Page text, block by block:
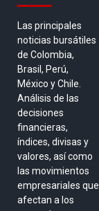
Las principales
noticias bursátiles
de Colombia,
Brasil, Perú,
México y Chile.
Análisis de las
decisiones
financieras,
índices, divisas y
valores, así como
las movimientos
empresariales que
afectan a los